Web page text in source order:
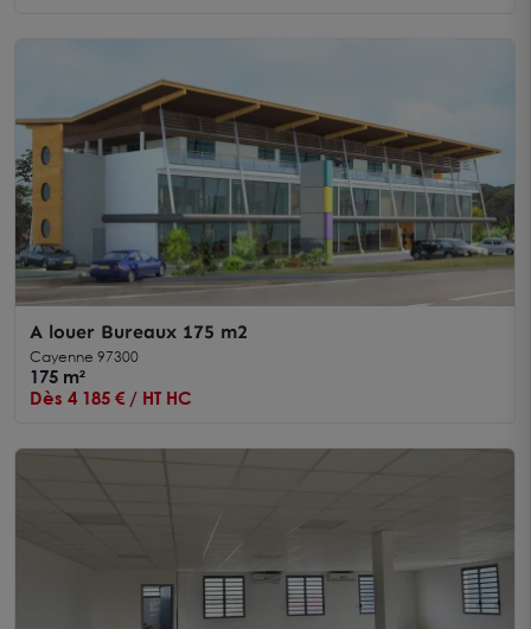
A louer Bureaux 175 m2
Cayenne 97300
175 m²
Dès 4 185 € / HT HC